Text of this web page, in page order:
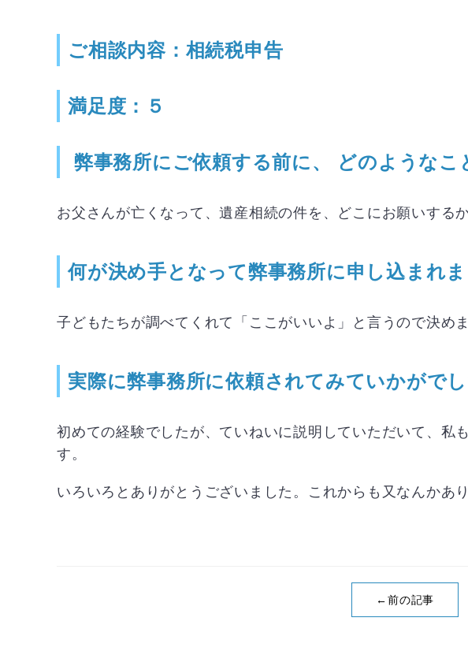
ご相談内容：相続税申告
満足度：５
弊事務所にご依頼する前に、 どのようなこ
お父さんが亡くなって、遺産相続の件を、どこにお願いする
何が決め手となって弊事務所に申し込まれ
子どもたちが調べてくれて「ここがいいよ」と言うので決めま
実際に弊事務所に依頼されてみていかがで
初めての経験でしたが、ていねいに説明していただいて、私
す。
いろいろとありがとうございました。これからも又なんかあ
←前の記事